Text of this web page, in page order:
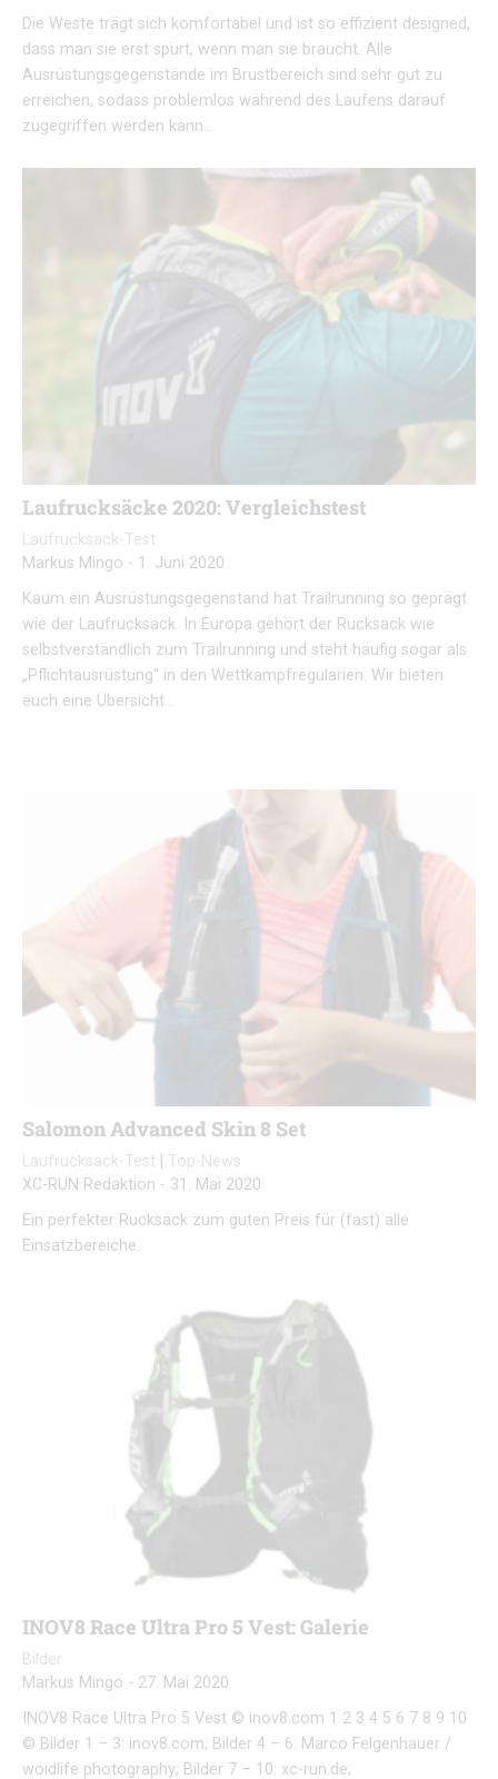
Die Weste trägt sich komfortabel und ist so effizient designed,
dass man sie erst spürt, wenn man sie braucht. Alle
Ausrüstungsgegenstände im Brustbereich sind sehr gut zu
erreichen, sodass problemlos während des Laufens darauf
zugegriffen werden kann…
Laufrucksäcke 2020: Vergleichstest
Laufrucksack-Test
Markus Mingo - 1. Juni 2020
Kaum ein Ausrüstungsgegenstand hat Trailrunning so geprägt
wie der Laufrucksack. In Europa gehört der Rucksack wie
selbstverständlich zum Trailrunning und steht häufig sogar als
„Pflichtausrüstung“ in den Wettkampfregularien. Wir bieten
euch eine Übersicht…
Salomon Advanced Skin 8 Set
Laufrucksack-Test
Top-News
XC-RUN Redaktion - 31. Mai 2020
Ein perfekter Rucksack zum guten Preis für (fast) alle
Einsatzbereiche.
INOV8 Race Ultra Pro 5 Vest: Galerie
Bilder
Markus Mingo - 27. Mai 2020
INOV8 Race Ultra Pro 5 Vest © inov8.com 1 2 3 4 5 6 7 8 9 10
© Bilder 1 – 3: inov8.com; Bilder 4 – 6: Marco Felgenhauer /
woidlife photography; Bilder 7 – 10: xc-run.de;